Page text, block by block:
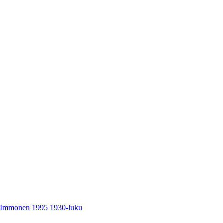
Immonen 1995 1930-luku